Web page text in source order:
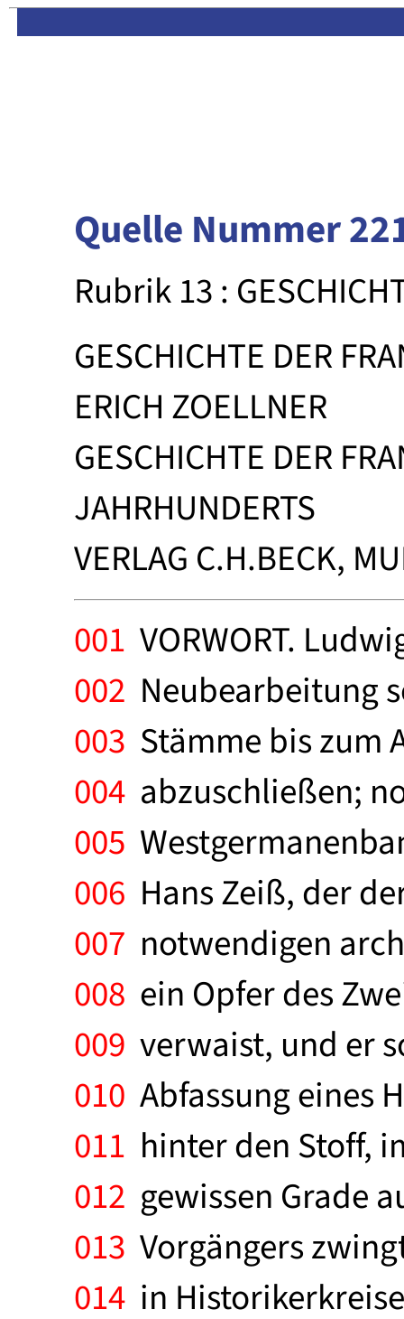
Quelle Nummer
Rubrik 13 :
GESCHICHTE DER
ERICH ZOELLNER
GESCHICHTE DER
JAHRHUNDERTS
VERLAG C.H.BECK,
001 VORWORT.
002 Neubearbeitung
003 Stämme bis zum
004 abzuschließen;
005
006 Hans Zeiß, der
007 notwendigen
008 ein Opfer des
009 verwaist, und er
010 Abfassung eines
011 hinter den Stoff,
012 gewissen Grade
013 Vorgängers
014 in